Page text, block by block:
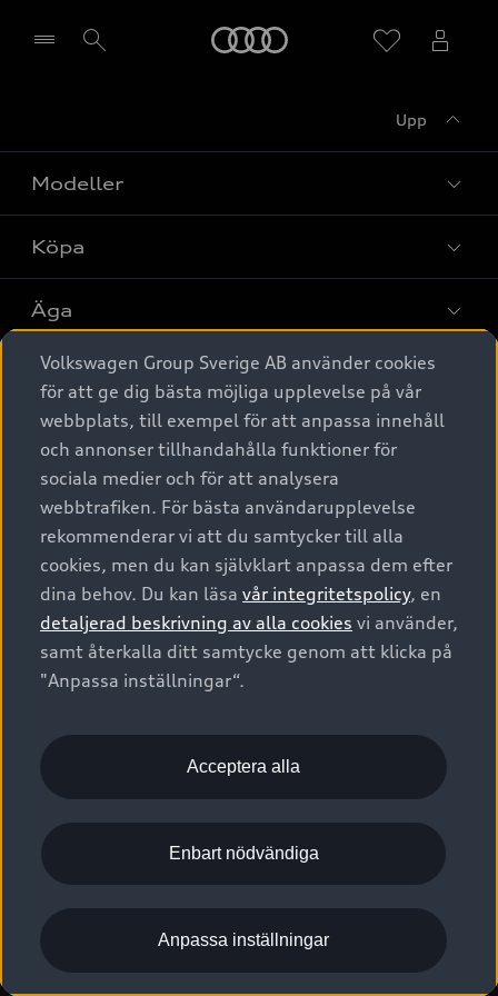
Upp
Modeller
Alla modeller
Elbilar
A6 modellerna
SUV
Avant
Audi Sport
Köpa
Privaterbjudanden
Privatleasing
Nya bilar i lager
Begagnade bilar i lager
Audi approved :plus - så gott som nya
Finansiering
Audi exclusive
Provkörning
Äga
Service & tillbehör
Audi digital services
Originaltillbehör - köp online
Garantier
Försäkring
Digitala manualer för din Audi
Audi Collection – livsstilsartiklar
Vanliga frågor
2G/3G nätet stängs ned - Hur påverkas min bil av detta?
Tjänstebil
Tjänstebil
Business lease online
Företagsleasing
Om Audi Sverige
Kontakta oss
Audi Återförsäljare/-serviceverkstad
myAudi
Pressmeddelanden
Nyhetsbrev
Vårt hållbarhetsarbete
Lediga tjänster huvudkontor
Lediga tjänster hos Audi Återförsäljare
Kommentar till mediauppgifter om dataläcka
© 2026 AUDI SVERIGE. All Rights Reserved.
Utgivare Juridiskt
Juridiskt Audi AG
Juridiskt Audi Digital Giveaway
Anpassa inställningar för cookies
Visselblåsarkanaler
Volkswagen Group Sverige AB använder cookies
för att ge dig bästa möjliga upplevelse på vår
webbplats, till exempel för att anpassa innehåll
och annonser tillhandahålla funktioner för
sociala medier och för att analysera
webbtrafiken. För bästa användarupplevelse
rekommenderar vi att du samtycker till alla
cookies, men du kan självklart anpassa dem efter
dina behov. Du kan läsa vår integritetspolicy, en
detaljerad beskrivning av alla cookies vi använder,
samt återkalla ditt samtycke genom att klicka på
"Anpassa inställningar“.
Acceptera alla
Enbart nödvändiga
Anpassa inställningar